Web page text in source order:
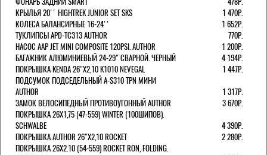
КРЫЛЬЯ 20'' HIGHTREK JUNIOR SET SKS
1 470Р.
КОЛЕСА БАЛАНСИРНЫЕ 16-24''
1 652Р.
ТУКЛИПСЫ APD-TC313 AUTHOR
770Р.
НАСОС AAP JET MINI COMPOSITE 120PSI. AUTHOR
1 200Р.
БАГАЖНИК АЛЮМИНИЕВЫЙ 24-29" СВАРНОЙ. ЧЕРНЫЙ
4 194Р.
ПОКРЫШКА KENDA 26"Х2,10 K1010 NEVEGAL
1 447Р.
ПОДСУМОК ПОДСЕДЕЛЬНЫЙ A-S310 TPN МИНИ
AUTHOR
1 317Р.
ЗАМОК ВЕЛОСИПЕДНЫЙ ПРОТИВОУГОННЫЙ AUTHOR
3 670Р.
ПОКРЫШКА 26X1,75 (47-559) WINTER (100ШИПОВ).
SCHWALBE
4 390Р.
ПОКРЫШКА AUTHOR 26"Х2,10 ROCKET
2 280Р.
ПОКРЫШКА 26X2.10 (54-559) ROCKET RON, FOLDING.